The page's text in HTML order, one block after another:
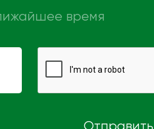
время
Отправить